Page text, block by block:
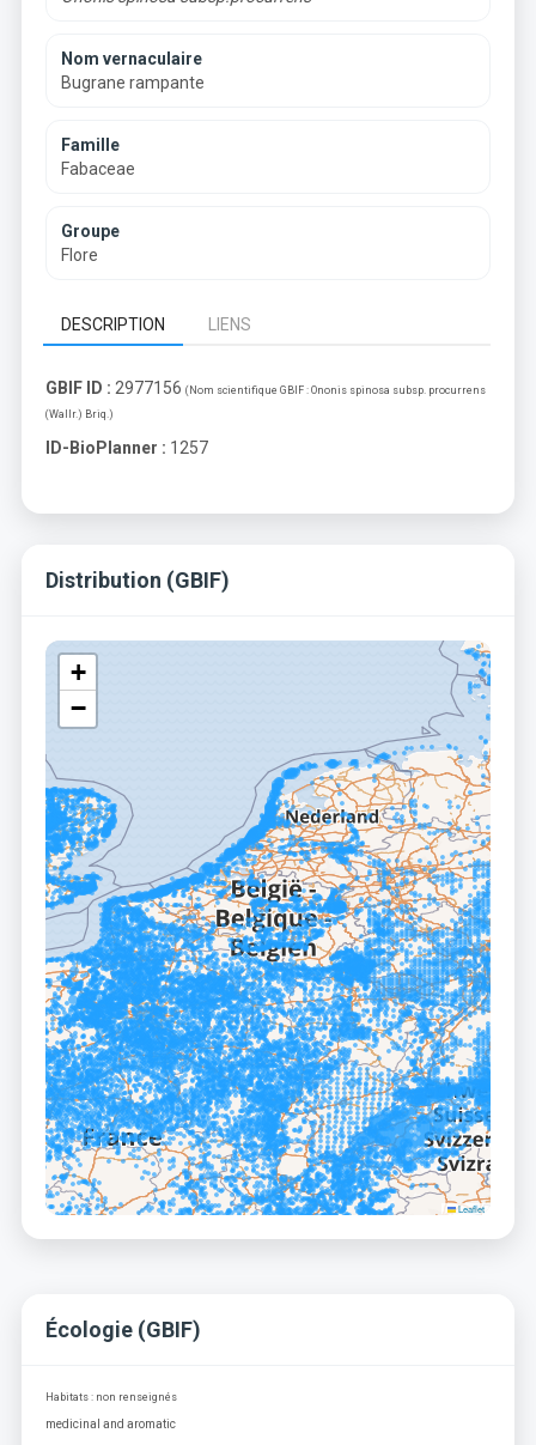
Nom vernaculaire
Bugrane rampante
Famille
Fabaceae
Groupe
Flore
DESCRIPTION LIENS
GBIF ID : 2977156 (Nom scientifique GBIF : Ononis spinosa subsp. procurrens
(Wallr.) Briq.)
ID-BioPlanner : 1257
Distribution (GBIF)
+
−
Leaflet
Écologie (GBIF)
Habitats : non renseignés
medicinal and aromatic